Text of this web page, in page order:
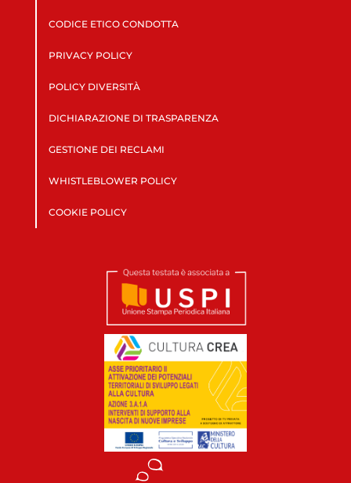
CODICE ETICO CONDOTTA
PRIVACY POLICY
POLICY DIVERSITÀ
DICHIARAZIONE DI TRASPARENZA
GESTIONE DEI RECLAMI
WHISTLEBLOWER POLICY
COOKIE POLICY